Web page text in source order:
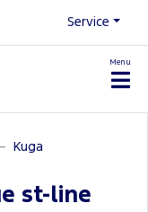
Service
Menu
Kuga
st-line